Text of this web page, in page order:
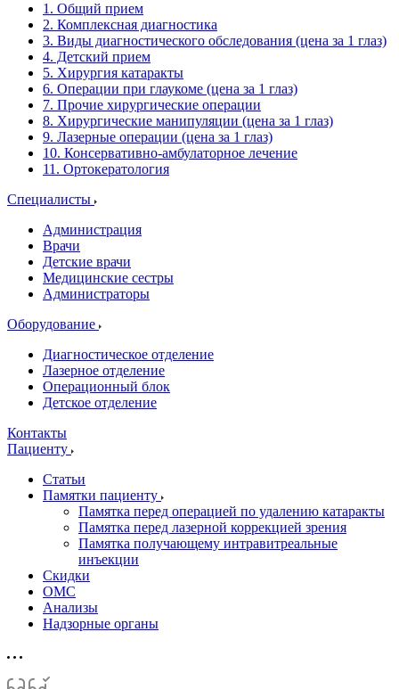
1. Общий прием
2. Комплексная диагностика
3. Виды диагностического обследования (цена за 1 глаз)
4. Детский прием
5. Хирургия катаракты
6. Операции при глаукоме (цена за 1 глаз)
7. Прочие хирургические операции
8. Хирургические манипуляции (цена за 1 глаз)
9. Лазерные операции (цена за 1 глаз)
10. Консервативно-амбулаторное лечение
11. Ортокератология
Специалисты
Администрация
Врачи
Детские врачи
Медицинские сестры
Администраторы
Оборудование
Диагностическое отделение
Лазерное отделение
Операционный блок
Детское отделение
Контакты
Пациенту
Статьи
Памятки пациенту
Памятка перед операцией по удалению катаракты
Памятка перед лазерной коррекцией зрения
Памятка получающему интравитреальные
инъекции
Скидки
ОМС
Анализы
Надзорные органы